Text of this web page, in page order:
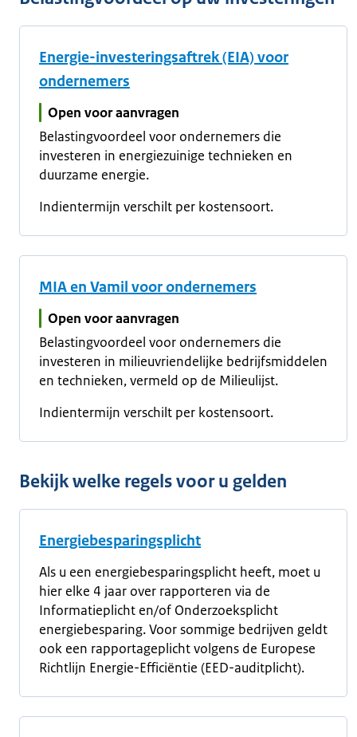
Energie-investeringsaftrek (EIA) voor
ondernemers
Open voor aanvragen
Belastingvoordeel voor ondernemers die
investeren in energiezuinige technieken en
duurzame energie.
Indientermijn verschilt per kostensoort.
MIA en Vamil voor ondernemers
Open voor aanvragen
Belastingvoordeel voor ondernemers die
investeren in milieuvriendelijke bedrijfsmiddelen
en technieken, vermeld op de Milieulijst.
Indientermijn verschilt per kostensoort.
Bekijk welke regels voor u gelden
Energiebesparingsplicht
Als u een energiebesparingsplicht heeft, moet u
hier elke 4 jaar over rapporteren via de
Informatieplicht en/of Onderzoeksplicht
energiebesparing. Voor sommige bedrijven geldt
ook een rapportageplicht volgens de Europese
Richtlijn Energie-Efficiëntie (EED-auditplicht).